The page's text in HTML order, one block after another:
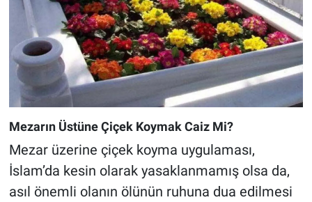
Mezarın Üstüne Çiçek Koymak Caiz Mi?
Mezar üzerine çiçek koyma uygulaması,
İslam’da kesin olarak yasaklanmamış olsa da,
asıl önemli olanın ölünün ruhuna dua edilmesi